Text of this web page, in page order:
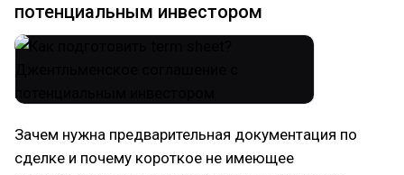
потенциальным инвестором
Зачем нужна предварительная документация по
сделке и почему короткое не имеющее